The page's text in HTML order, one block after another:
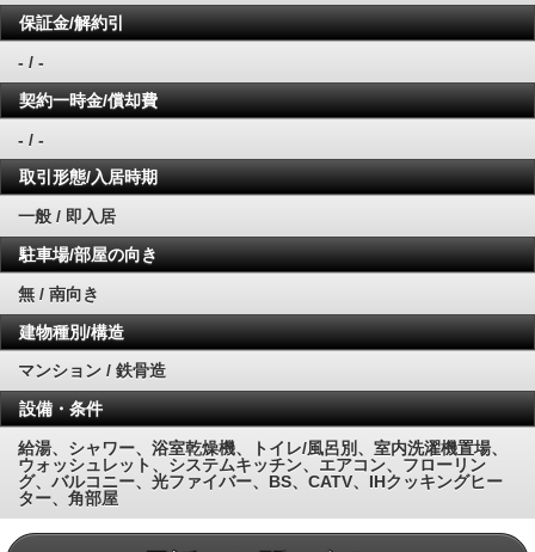
保証金/解約引
- / -
契約一時金/償却費
- / -
取引形態/入居時期
一般 / 即入居
駐車場/部屋の向き
無 / 南向き
建物種別/構造
マンション / 鉄骨造
設備・条件
給湯、シャワー、浴室乾燥機、トイレ/風呂別、室内洗濯機置場、
ウォッシュレット、システムキッチン、エアコン、フローリン
グ、バルコニー、光ファイバー、BS、CATV、IHクッキングヒー
ター、角部屋